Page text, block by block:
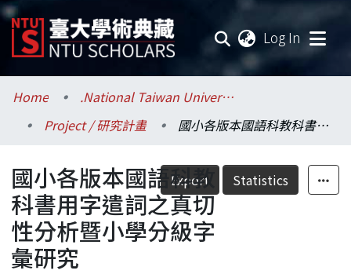
Log In
Communities & Collections
Research Outputs
Fundings & Projects
Researchers
Organizations
Home
.National Taiwan University / 國立臺灣大學
Project / 研究計畫
國小各版本國語科教科書用字遣詞之真切性分析暨小學分級字彙研究
Export Statistics
國小各版本國語科教
科書用字遣詞之真切
性分析暨小學分級字
彙研究